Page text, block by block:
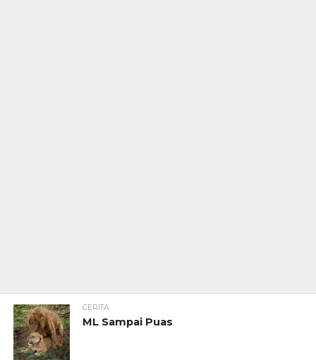
CERITA
ML Sampai Puas